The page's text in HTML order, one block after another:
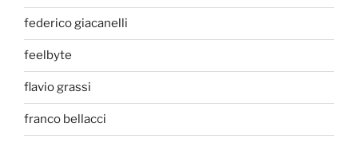
federico giacanelli
feelbyte
flavio grassi
franco bellacci